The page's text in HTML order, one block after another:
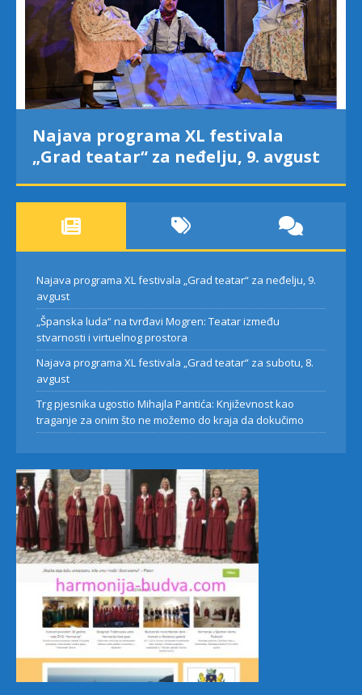
Najava programa XL festivala
„Grad teatar“ za neđelju, 9. avgust
Najava programa XL festivala „Grad teatar“ za neđelju, 9.
avgust
„Španska luda“ na tvrđavi Mogren: Teatar između
stvarnosti i virtuelnog prostora
Najava programa XL festivala „Grad teatar“ za subotu, 8.
avgust
Trg pjesnika ugostio Mihajla Pantića: Književnost kao
traganje za onim što ne možemo do kraja da dokučimo